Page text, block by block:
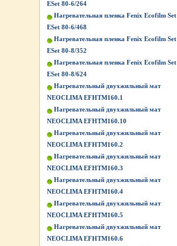
ESet 80-6/264
Нагревательная пленка Fenix Ecofilm Set
ESet 80-6/468
Нагревательная пленка Fenix Ecofilm Set
ESet 80-8/352
Нагревательная пленка Fenix Ecofilm Set
ESet 80-8/624
Нагревательный двухжильный мат
NEOCLIMA EFHTM160.1
Нагревательный двухжильный мат
NEOCLIMA EFHTM160.10
Нагревательный двухжильный мат
NEOCLIMA EFHTM160.2
Нагревательный двухжильный мат
NEOCLIMA EFHTM160.3
Нагревательный двухжильный мат
NEOCLIMA EFHTM160.4
Нагревательный двухжильный мат
NEOCLIMA EFHTM160.5
Нагревательный двухжильный мат
NEOCLIMA EFHTM160.6